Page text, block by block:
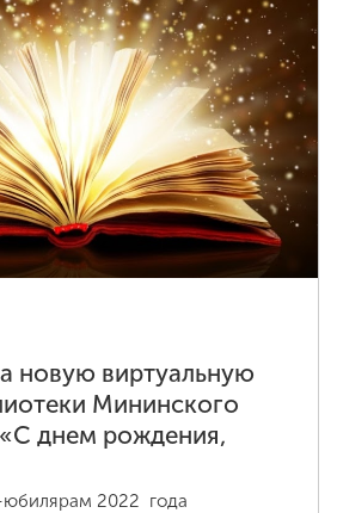
новую виртуальную
Мининского
днем рождения,
2022 года